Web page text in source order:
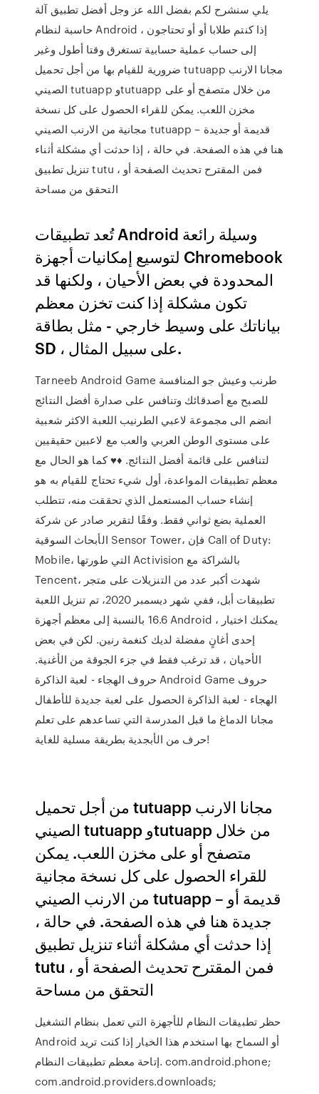
يلي سنشرح لكم بفضل الله عز وجل أفضل تطبيق آلة
حاسبة لنظام Android ، إذا كنتم طلابا أو أو تحتاجون
إلى حساب عملية حسابية تستغرق وقتا أطول وغير
ضرورية للقيام بها من أجل تحميل tutuapp مجانا الارنب
الصيني tutuapp وtutuapp من خلال متصفح أو على
مخزن اللعب. يمكن للقراء الحصول على كل نسخة
مجانية من الارنب الصيني tutuapp – قديمة أو جديدة
هنا في هذه الصفحة. في حالة ، إذا حدثت أي مشكلة أثناء
تنزيل تطبيق tutu ، فمن المقترح تحديث الصفحة أو
التحقق من مساحة
تُعد تطبيقات Android وسيلة رائعة
لتوسيع إمكانيات أجهزة Chromebook
المحدودة في بعض الأحيان ، ولكنها قد
تكون مشكلة إذا كنت تخزن معظم
بياناتك على وسيط خارجي - مثل بطاقة
SD ، على سبيل المثال.
Tarneeb Android Game طرنب وعيش جو المنافسة
للصبح مع أصدقائك وتنافس على صدارة أفضل النتائج
انضم الى مجموعة لاعبي الطرنيب اللعبة الاكثر شعبية
على مستوى الوطن العربي والعب مع لاعبين حقيقيين
لتنافس على قائمة أفضل النتائج. ♦️♥️ كما هو الحال مع
معظم تطبيقات المواعدة، أول شيء تحتاج للقيام به هو
إنشاء حساب المستعمل الذي تحققت منه، تتطلب
العملية بضع ثواني فقط. وفقًا لتقرير صادر عن شركة
الأبحاث السوقية Sensor Tower، فإن Call of Duty:
Mobile، التي طورتها Activision بالشراكة مع
Tencent، شهدت أكبر عدد من التنزيلات على متجر
تطبيقات أبل، ففي شهر ديسمبر 2020، تم تنزيل اللعبة
16.6 بالنسبة إلى معظم أجهزة Android ، يمكنك اختيار
إحدى أغانٍ مفضلة لديك كنغمة رنين. لكن في بعض
الأحيان ، قد ترغب فقط في جزء الجوقة من الأغنية.
حروف الهجاء - لعبة الذاكرة Android Game حروف
الهجاء - لعبة الذاكرة الحصول على لعبة جديدة للأطفال
مجانا الدماغ ما قبل المدرسة التي تساعدهم على تعلم
حرف من الأبجدية بطريقة مسلية للغاية!
من أجل تحميل tutuapp مجانا الارنب
الصيني tutuapp وtutuapp من خلال
متصفح أو على مخزن اللعب. يمكن
للقراء الحصول على كل نسخة مجانية
من الارنب الصيني tutuapp – قديمة أو
جديدة هنا في هذه الصفحة. في حالة ،
إذا حدثت أي مشكلة أثناء تنزيل تطبيق
tutu ، فمن المقترح تحديث الصفحة أو
التحقق من مساحة
حظر تطبيقات النظام للأجهزة التي تعمل بنظام التشغيل
Android أو السماح بها استخدم هذا الخيار إذا كنت تريد
إتاحة معظم تطبيقات النظام. com.android.phone;
com.android.providers.downloads;